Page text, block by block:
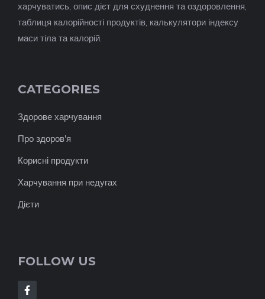
харчуватись, опис дієт для схуднення та оздоровлення,
таблиця калорійності продуктів, калькулятори індексу
маси тіла та калорій.
CATEGORIES
Здорове харчування
Про здоров'я
Корисні продукти
Харчування при недугах
Дієти
FOLLOW US